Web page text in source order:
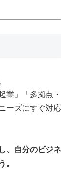
業」「多拠点・
ーズにすぐ対応
、自分のビジネ
。